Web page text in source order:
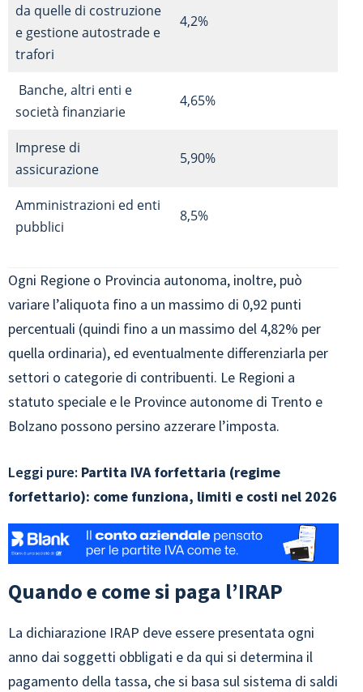
da quelle di costruzione
e gestione autostrade e
trafori
4,2%
Banche, altri enti e
società finanziarie
4,65%
Imprese di
assicurazione
5,90%
Amministrazioni ed enti
pubblici
8,5%
Ogni Regione o Provincia autonoma, inoltre, può
variare l’aliquota fino a un massimo di 0,92 punti
percentuali (quindi fino a un massimo del 4,82% per
quella ordinaria), ed eventualmente differenziarla per
settori o categorie di contribuenti. Le Regioni a
statuto speciale e le Province autonome di Trento e
Bolzano possono persino azzerare l’imposta.
Leggi pure: Partita IVA forfettaria (regime
forfettario): come funziona, limiti e costi nel 2026
Quando e come si paga l’IRAP
La dichiarazione IRAP deve essere presentata ogni
anno dai soggetti obbligati e da qui si determina il
pagamento della tassa, che si basa sul sistema di saldi